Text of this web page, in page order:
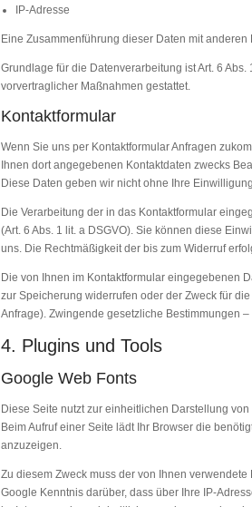
IP-Adresse
Eine Zusammenführung dieser Daten mit
Grundlage für die Datenverarbeitung ist Art. 6
vorvertraglicher Maßnahmen gestattet.
Kontaktformular
Wenn Sie uns per Kontaktformular Anfragen
Ihnen dort angegebenen Kontaktdaten zwecks
Diese Daten geben wir nicht ohne Ihre
Die Verarbeitung der in das Kontaktformular
(Art. 6 Abs. 1 lit. a DSGVO). Sie können diese
uns. Die Rechtmäßigkeit der bis zum Widerruf
Die von Ihnen im Kontaktformular eingegebenen
zur Speicherung widerrufen oder der Zweck für
Anfrage). Zwingende gesetzliche Bestimmungen
4. Plugins und Tools
Google Web Fonts
Diese Seite nutzt zur einheitlichen Darstellung
Beim Aufruf einer Seite lädt Ihr Browser die
anzuzeigen.
Zu diesem Zweck muss der von Ihnen
Google Kenntnis darüber, dass über Ihre IP-